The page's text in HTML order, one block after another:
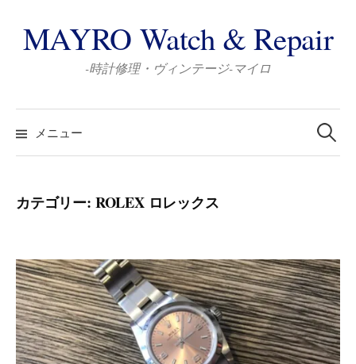
ン
テ
ス
キ
プ
MAYRO Watch & Repair
-時計修理・ヴィンテージ-マイロ
メニュー
検
索:
カテゴリー: ROLEX ロレックス